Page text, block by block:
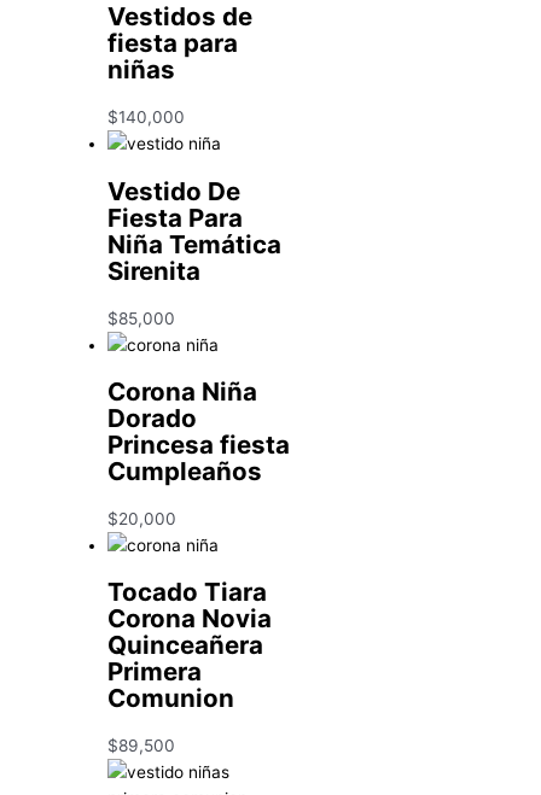
Vestidos de
fiesta para
niñas
$140,000
Vestido De
Fiesta Para
Niña Temática
Sirenita
$85,000
Corona Niña
Dorado
Princesa fiesta
Cumpleaños
$20,000
Tocado Tiara
Corona Novia
Quinceañera
Primera
Comunion
$89,500